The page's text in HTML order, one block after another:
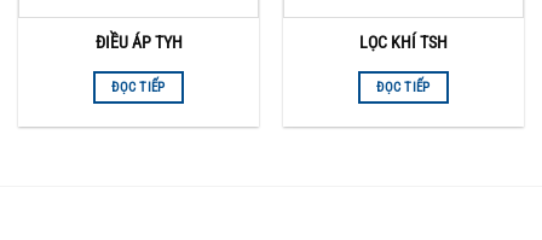
ĐIỀU ÁP TYH
ĐỌC TIẾP
LỌC KHÍ TSH
ĐỌC TIẾP